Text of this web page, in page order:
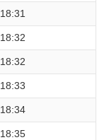
18:31
18:32
18:32
18:33
18:34
18:35